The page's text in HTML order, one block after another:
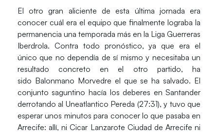
El otro gran aliciente de esta última jornada era
conocer cuál era el equipo que finalmente lograba la
permanencia una temporada más en la Liga Guerreras
Iberdrola. Contra todo pronóstico, ya que era el
único que no dependía de sí mismo y necesitaba un
resultado concreto en el otro partido, ha
sido Balonmano Morvedre el que se ha salvado. El
conjunto saguntino hacía los deberes en Santander
derrotando al Uneatlantico Pereda (27:31), y tuvo que
esperar unos minutos para conocer lo que pasaba en
Arrecife: allí, niCicar Lanzarote Ciudad de Arrecife ni